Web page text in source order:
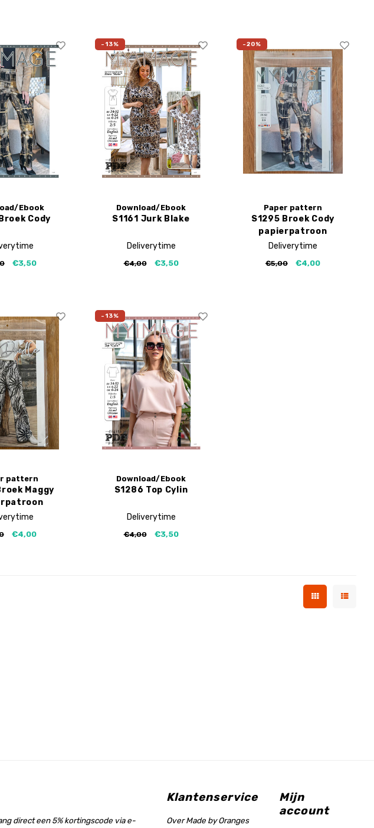
Ebook
Cody
€3,50
-13%
Download/Ebook
S1161 Jurk Blake
Deliverytime
€4,00 €3,50
-20%
Paper pattern
S1295 Broek Cody
papierpatroon
Deliverytime
€5,00 €4,00
pattern
Maggy
€4,00
-13%
Download/Ebook
S1286 Top Cylin
Deliverytime
€4,00 €3,50
direct een 5% kortingscode via e-
Klantenservice
Over Made by Oranges
Mijn
account